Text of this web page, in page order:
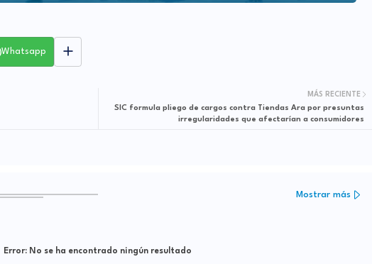
Whatsapp
MÁS RECIENTE
SIC formula pliego de cargos contra Tiendas Ara por presuntas
irregularidades que afectarían a consumidores
Mostrar más
Error: No se ha encontrado ningún resultado